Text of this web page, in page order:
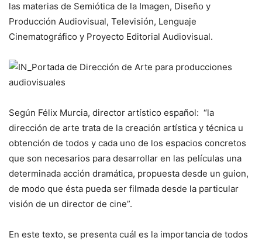
las materias de Semiótica de la Imagen, Diseño y
Producción Audiovisual, Televisión, Lenguaje
Cinematográfico y Proyecto Editorial Audiovisual.
Según Félix Murcia, director artístico español: “la
dirección de arte trata de la creación artística y técnica u
obtención de todos y cada uno de los espacios concretos
que son necesarios para desarrollar en las películas una
determinada acción dramática, propuesta desde un guion,
de modo que ésta pueda ser filmada desde la particular
visión de un director de cine”.
En este texto, se presenta cuál es la importancia de todos